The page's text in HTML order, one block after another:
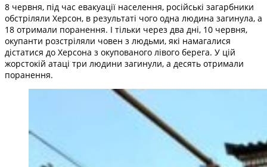
8 червня, під час евакуації населення, російські загарбники
обстріляли Херсон, в результаті чого одна людина загинула, а
18 отримали поранення. І тільки через два дні, 10 червня,
окупанти розстріляли човен з людьми, які намагалися
дістатися до Херсона з окупованого лівого берега. У цій
жорстокій атаці три людини загинули, а десять отримали
поранення.